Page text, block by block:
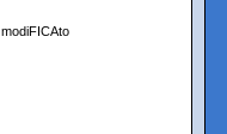
modiFICAto